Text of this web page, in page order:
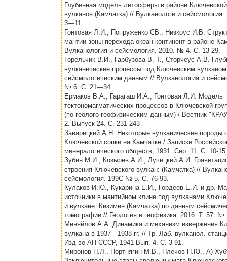
Глубинная модель литосферы в районе
вулканов (Камчатка) // Вулканологи и
3—11.
Гонтовая Л.И., Попруженко СВ., Низкоус И.В.
мантии зоны перехода океан-континент в районе
Вулканология и сейсмология. 2010. № 4. С. 13-29.
Горельчик В.И., Гарбузова В. Т., Сторчеус А.В.
вулканические процессы под Ключевским
сейсмологическим данным // Вулканология и
№ 6. С. 21—34.
Ермаков В.А., Гарагаш И.А., Гонтовая Л.И. Модель
тектономагматических процессов в Ключевской
(по геолого-геофизическим данным) / Вестник
2. Выпуск 24. С. 231-243
Заварицкий А.Н. Некоторые вулканические породы
Ключевской сопки на Камчатке / Записки
минералогического обществ; 1931. Сер. 11. С. 10-15.
Зубин М.И., Козырев А.И., Лучицкий А.И.
строения Ключевского вулкан: (Камчатка) //
сейсмология. 199С № 5. С. 76-93.
Кулаков И.Ю., Кукарина Е.И., Гордеев Е.И. и др.
источники в мантийном клине под вулканами
и вулкане. Кизимен (Камчатка) по данным
томографии // Геология и геофизика. 2016. Т. 57. №
Меняйлов А.А. Динамика и механизм извержения
вулкана в 1937—1938 гг. // Тр. Лаб. вулканол.
Изд-во АН СССР, 1941 Вып. 4. С. 3-91.
Миронов Н.Л., Портнягин М.В., Плечов П.Ю., А)